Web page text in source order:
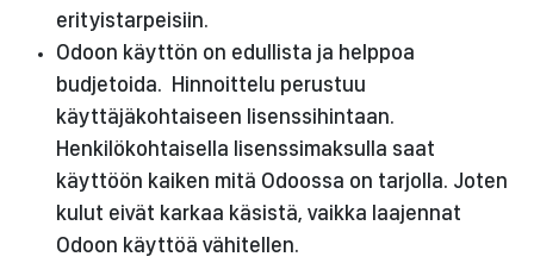
erityistarpeisiin.
Odoon käyttön on edullista ja helppoa
budjetoida. Hinnoittelu perustuu
käyttäjäkohtaiseen lisenssihintaan.
Henkilökohtaisella lisenssimaksulla saat
käyttöön kaiken mitä Odoossa on tarjolla. Joten
kulut eivät karkaa käsistä, vaikka laajennat
Odoon käyttöä vähitellen.